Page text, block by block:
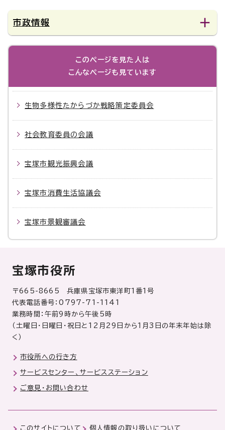
市政情報
このページを見た人は
こんなページも見ています
生物多様性たからづか戦略策定委員会
社会教育委員の会議
宝塚市観光振興会議
宝塚市消費生活協議会
宝塚市景観審議会
宝塚市役所
〒665-8665 兵庫県宝塚市東洋町1番1号
代表電話番号：0797-71-1141
業務時間：午前9時から午後5時
（土曜日・日曜日・祝日と12月29日から1月3日の年末年始は除
く）
市役所への行き方
サービスセンター、サービスステーション
ご意見・お問い合わせ
このサイトについて 個人情報の取り扱いについて